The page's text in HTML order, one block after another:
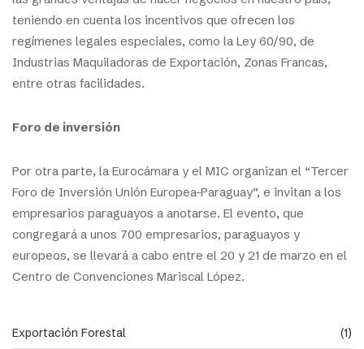
teniendo en cuenta los incentivos que ofrecen los
regímenes legales especiales, como la Ley 60/90, de
Industrias Maquiladoras de Exportación, Zonas Francas,
entre otras facilidades.
Foro de inversión
Por otra parte, la Eurocámara y el MIC organizan el “Tercer
Foro de Inversión Unión Europea-Paraguay”, e invitan a los
empresarios paraguayos a anotarse. El evento, que
congregará a unos 700 empresarios, paraguayos y
europeos, se llevará a cabo entre el 20 y 21 de marzo en el
Centro de Convenciones Mariscal López.
Exportación Forestal (1)